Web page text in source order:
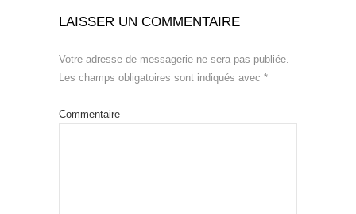
LAISSER UN COMMENTAIRE
Votre adresse de messagerie ne sera pas publiée.
Les champs obligatoires sont indiqués avec *
Commentaire